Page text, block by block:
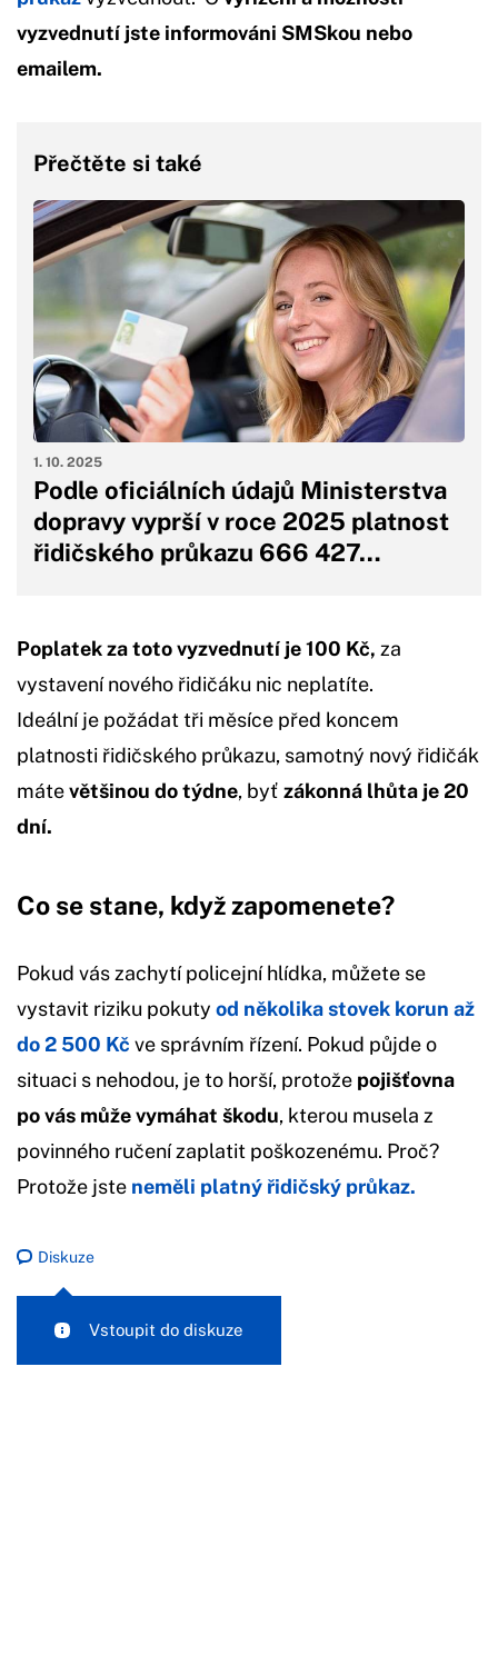
vyzvednutí jste informováni SMSkou nebo
emailem.
Přečtěte si také
Podle oficiálních údajů Ministerstva
dopravy vyprší v roce 2025 platnost
řidičského průkazu 666 427…
1. 10. 2025
Poplatek za toto vyzvednutí je 100 Kč, za
vystavení nového řidičáku nic neplatíte.
Ideální je požádat tři měsíce před koncem
platnosti řidičského průkazu, samotný nový řidičák
mátevětšinou do týdne, byť zákonná lhůta je 20
dní.
Co se stane, když zapomenete?
Pokud vás zachytí policejní hlídka, můžete se
vystavit riziku pokuty od několika stovek korun až
do 2 500 Kč ve správním řízení. Pokud půjde o
situaci s nehodou, je to horší, protože pojišťovna
po vás může vymáhat škodu, kterou musela z
povinného ručení zaplatit poškozenému. Proč?
Protože jste neměli platný řidičský průkaz.
Diskuze
Vstoupit do diskuze